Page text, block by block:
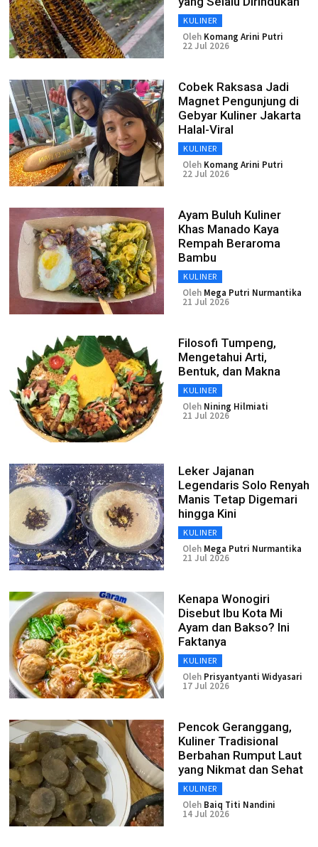
KULINER
Oleh Komang Arini Putri
22 Jul 2026
Cobek Raksasa Jadi
Magnet Pengunjung di
Gebyar Kuliner Jakarta
Halal-Viral
KULINER
Oleh Komang Arini Putri
22 Jul 2026
Ayam Buluh Kuliner
Khas Manado Kaya
Rempah Beraroma
Bambu
KULINER
Oleh Mega Putri Nurmantika
21 Jul 2026
Filosofi Tumpeng,
Mengetahui Arti,
Bentuk, dan Makna
KULINER
Oleh Nining Hilmiati
21 Jul 2026
Leker Jajanan
Legendaris Solo Renyah
Manis Tetap Digemari
hingga Kini
KULINER
Oleh Mega Putri Nurmantika
21 Jul 2026
Kenapa Wonogiri
Disebut Ibu Kota Mi
Ayam dan Bakso? Ini
Faktanya
KULINER
Oleh Prisyantyanti Widyasari
17 Jul 2026
Pencok Geranggang,
Kuliner Tradisional
Berbahan Rumput Laut
yang Nikmat dan Sehat
KULINER
Oleh Baiq Titi Nandini
14 Jul 2026